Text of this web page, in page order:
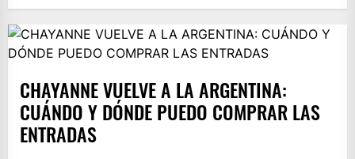
CHAYANNE VUELVE A LA ARGENTINA:
CUÁNDO Y DÓNDE PUEDO COMPRAR LAS
ENTRADAS